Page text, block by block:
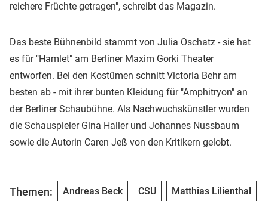
reichere Früchte getragen", schreibt das Magazin.
Das beste Bühnenbild stammt von Julia Oschatz - sie hat
es für "Hamlet" am Berliner Maxim Gorki Theater
entworfen. Bei den Kostümen schnitt Victoria Behr am
besten ab - mit ihrer bunten Kleidung für "Amphitryon" an
der Berliner Schaubühne. Als Nachwuchskünstler wurden
die Schauspieler Gina Haller und Johannes Nussbaum
sowie die Autorin Caren Jeß von den Kritikern gelobt.
Themen: Andreas Beck CSU Matthias Lilienthal